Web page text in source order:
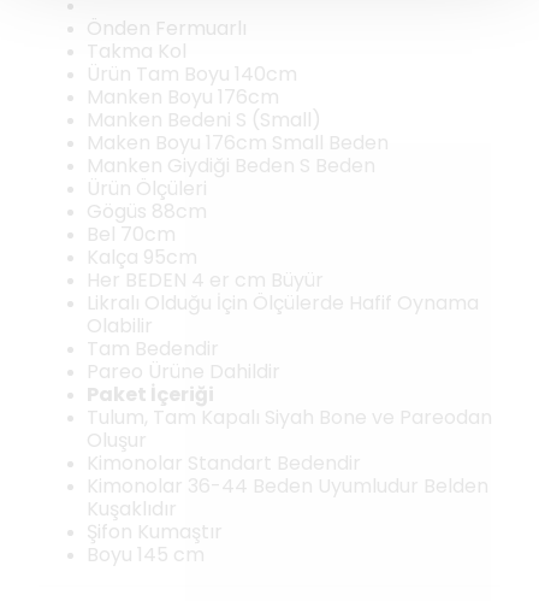
Önden Fermuarlı
Takma Kol
Ürün Tam Boyu 140cm
Manken Boyu 176cm
Manken Bedeni S (Small)
Maken Boyu 176cm Small Beden
Manken Giydiği Beden S Beden
Ürün Ölçüleri
Gögüs 88cm
Bel 70cm
Kalça 95cm
Her BEDEN 4 er cm Büyür
Likralı Olduğu İçin Ölçülerde Hafif Oynama
Olabilir
Tam Bedendir
Pareo Ürüne Dahildir
Paket İçeriği
Tulum, Tam Kapalı Siyah Bone ve Pareodan
Oluşur
Kimonolar Standart Bedendir
Kimonolar 36-44 Beden Uyumludur Belden
Kuşaklıdır
Şifon Kumaştır
Boyu 145 cm